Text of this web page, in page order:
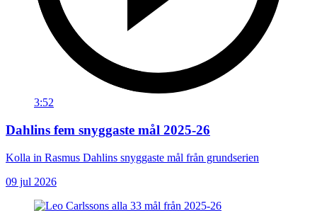
3:52
Dahlins fem snyggaste mål 2025-26
Kolla in Rasmus Dahlins snyggaste mål från grundserien
09 jul 2026